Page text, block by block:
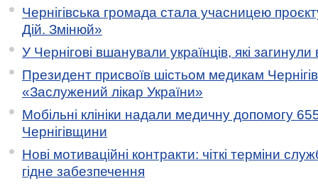
Чернігівська громада стала учасницею
Дій. Змінюй»
У Чернігові вшанували українців, які загинули
Президент присвоїв шістьом медикам
«Заслужений лікар України»
Мобільні клініки надали медичну допомогу
Чернігівщини
Нові мотиваційні контракти: чіткі терміни
гідне забезпечення